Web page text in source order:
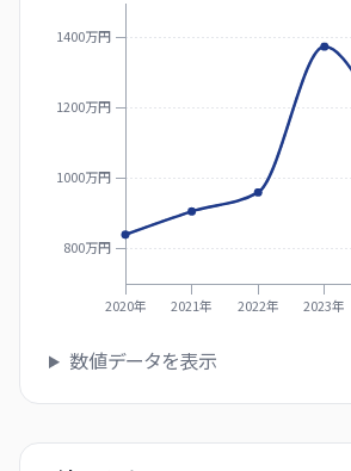
800万円
1000万円
1200万円
1400万円
2020年 2021年 2022年 2023年
数値データを表示